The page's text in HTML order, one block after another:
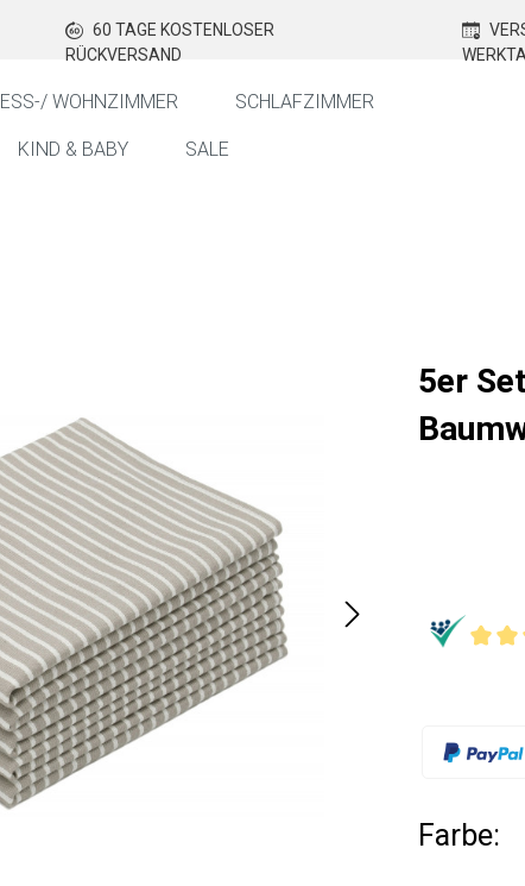
60 TAGE KOSTENLOSER
RÜCKVERSAND
ESS-/ WOHNZIMMER SCHLAFZIMMER
KIND & BABY
SALE
5er
Farbe: